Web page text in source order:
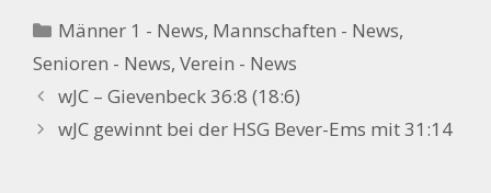
Kategorien
Männer 1 - News, Mannschaften - News,
Senioren - News, Verein - News
wJC – Gievenbeck 36:8 (18:6)
wJC gewinnt bei der HSG Bever-Ems mit 31:14